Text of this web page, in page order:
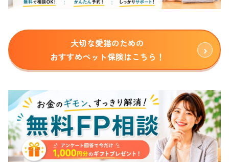
大切な愛猫のための
おすすめペット保険はこちら！